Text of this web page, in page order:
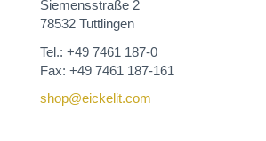
Siemensstraße 2
78532 Tuttlingen
Tel.: +49 7461 187-0
Fax: +49 7461 187-161
shop@eickelit.com